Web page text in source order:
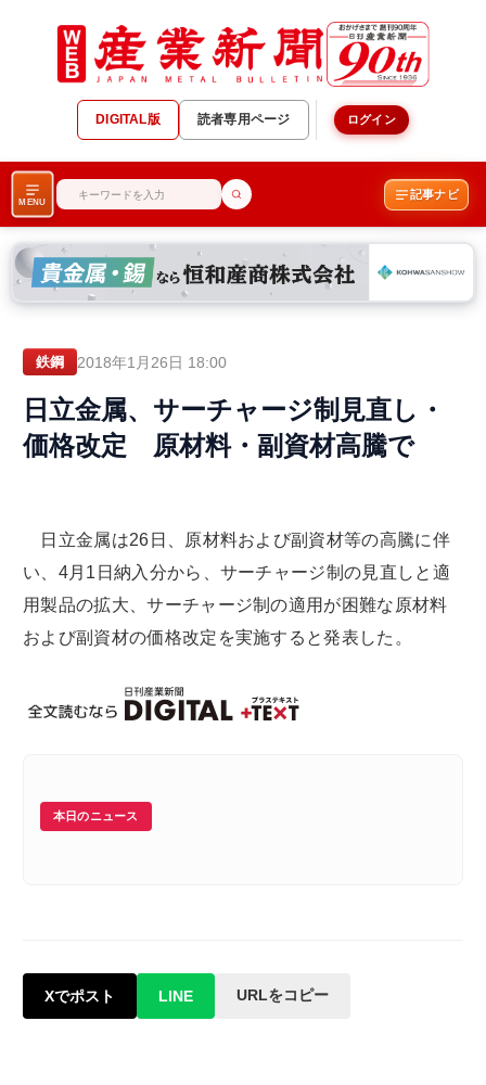
DIGITAL版 読者専用ページ ログイン
MENU
記事ナビ
鉄鋼 2018年1月26日 18:00
日立金属、サーチャージ制見直し・
価格改定 原材料・副資材高騰で
日立金属は26日、原材料および副資材等の高騰に伴
い、4月1日納入分から、サーチャージ制の見直しと適
用製品の拡大、サーチャージ制の適用が困難な原材料
および副資材の価格改定を実施すると発表した。
本日のニュース
Xでポスト LINE URLをコピー